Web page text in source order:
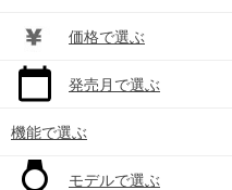
価格で選ぶ
発売月で選ぶ
機能で選ぶ
モデルで選ぶ